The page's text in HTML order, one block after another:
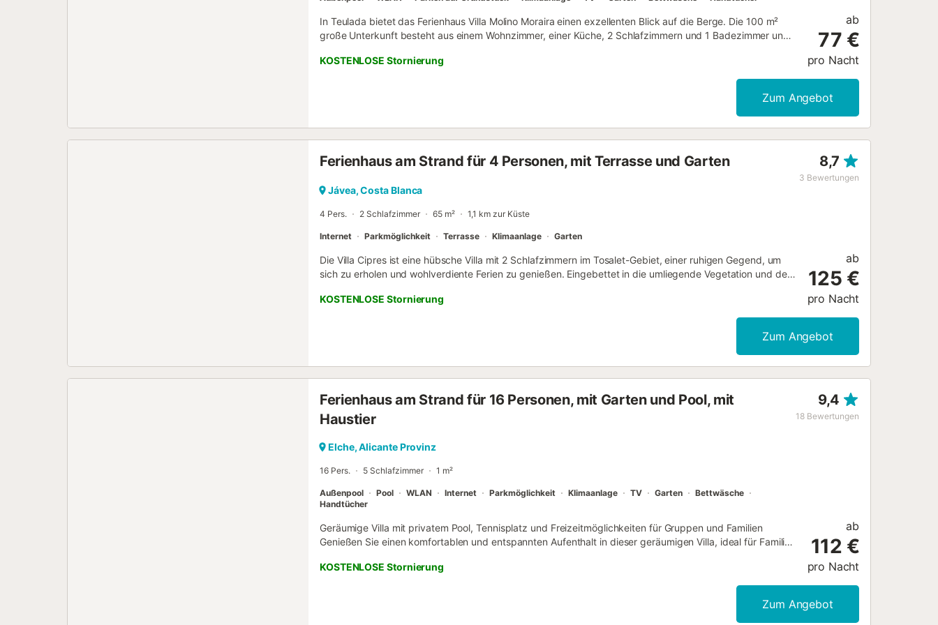
In Teulada bietet das Ferienhaus Villa Molino Moraira einen exzellenten Blick auf die Berge. Die 100 m²
große Unterkunft besteht aus einem Wohnzimmer, einer Küche, 2 Schlafzimmern und 1 Badezimmer und
sowie eine Waschmaschine. Diese Unterkunft bietet einen privaten Außenbereich mit Pool, Garten,
überdachter Terrasse und Balkon. Ein Parkplatz ist auf dem Grundstück vorhanden. Maximal 2 Haustiere
KOSTENLOSE Stornierung
ab
77 €
pro Nacht
Zum Angebot
Ferienhaus am Strand für 4 Personen, mit Terrasse und Garten 8,7
3 Bewertungen
Jávea, Costa Blanca
4 Pers. 2 Schlafzimmer 65 m² 1,1 km zur Küste
Internet Parkmöglichkeit Terrasse Klimaanlage Garten
Die Villa Cipres ist eine hübsche Villa mit 2 Schlafzimmern im Tosalet-Gebiet, einer ruhigen Gegend, um
sich zu erholen und wohlverdiente Ferien zu genießen. Eingebettet in die umliegende Vegetation und den
Altstadt von Jávea mit ihrer Vielfalt an Restaurants und lokalen Geschäften entfernt. Sie verfügt über 2
Schlafzimmer, 2 Bäder, eine zum Wohnzimmer offene Küche und eine kleine Terrasse mit Außentreppe
zum Poolbereich. Der große Pool und die Gärten sind perfekt für entspannte Tage in der Sonne. WLAN
KOSTENLOSE Stornierung
ab
125 €
pro Nacht
Zum Angebot
Ferienhaus am Strand für 16 Personen, mit Garten und Pool, mit
Haustier
9,4
18 Bewertungen
Elche, Alicante Provinz
16 Pers. 5 Schlafzimmer 1 m²
Außenpool Pool WLAN Internet Parkmöglichkeit Klimaanlage TV Garten
Bettwäsche
Handtücher
Geräumige Villa mit privatem Pool, Tennisplatz und Freizeitmöglichkeiten für Gruppen und Familien
Genießen Sie einen komfortablen und entspannten Aufenthalt in dieser geräumigen Villa, ideal für Familien
müssen. Mit 5 Schlafzimmern und 3 Bädern bietet die Unterkunft ausreichend Platz für große Gruppen,
Außenbereich genießen können. Außenbereich zum Genießen konzipiert Privater Pool, Tennisplatz und
KOSTENLOSE Stornierung
ab
112 €
pro Nacht
Zum Angebot